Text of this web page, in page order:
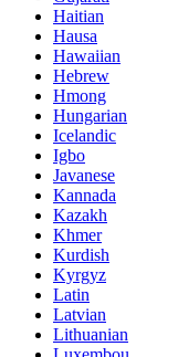
Haitian
Hausa
Hawaiian
Hebrew
Hmong
Hungarian
Icelandic
Igbo
Javanese
Kannada
Kazakh
Khmer
Kurdish
Kyrgyz
Latin
Latvian
Lithuanian